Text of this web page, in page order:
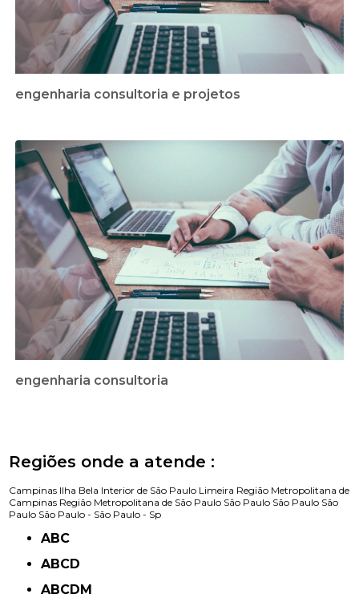
engenharia consultoria e projetos
engenharia consultoria
Regiões onde a atende :
Campinas Ilha Bela Interior de São Paulo Limeira Região Metropolitana de
Campinas Região Metropolitana de São Paulo São Paulo São Paulo São
Paulo São Paulo - São Paulo - Sp
ABC
ABCD
ABCDM